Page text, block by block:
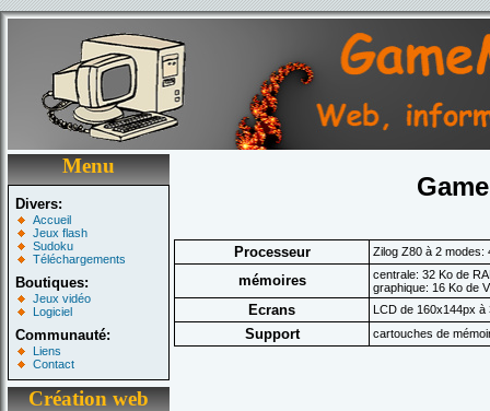
Menu
Divers:
Accueil
Jeux flash
Sudoku
Téléchargements
Boutiques:
Jeux vidéo
Logiciel
Communauté:
Liens
Contact
Création web
Processeur Zilog Z80 à 2 modes:
mémoires
centrale: 32 Ko de
graphique: 16 Ko de
Ecrans LCD de 160x144px à
Support cartouches de